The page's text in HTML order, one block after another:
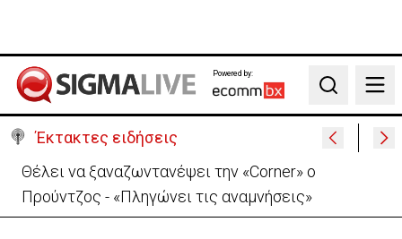
Powered by:
Search
Έκτακτες ειδήσεις
Χειροπέδες σε μοναχό για απόπειρα φόνου-
Μαχαίρωσε στο λαιμό 53χρονο